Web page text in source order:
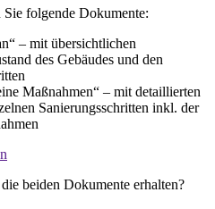
folgende Dokumente:
– mit über­sicht­lichen
des Gebäudes und den
Maßnahmen“ – mit detaillierten
Sanierungs­schritten inkl. der
beiden Dokumente erhalten?